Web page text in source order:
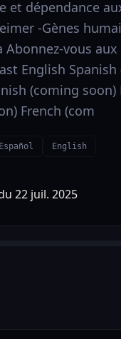
et dépendance
-Gènes
Abonnez-vous
English
(coming
French (com
Español English